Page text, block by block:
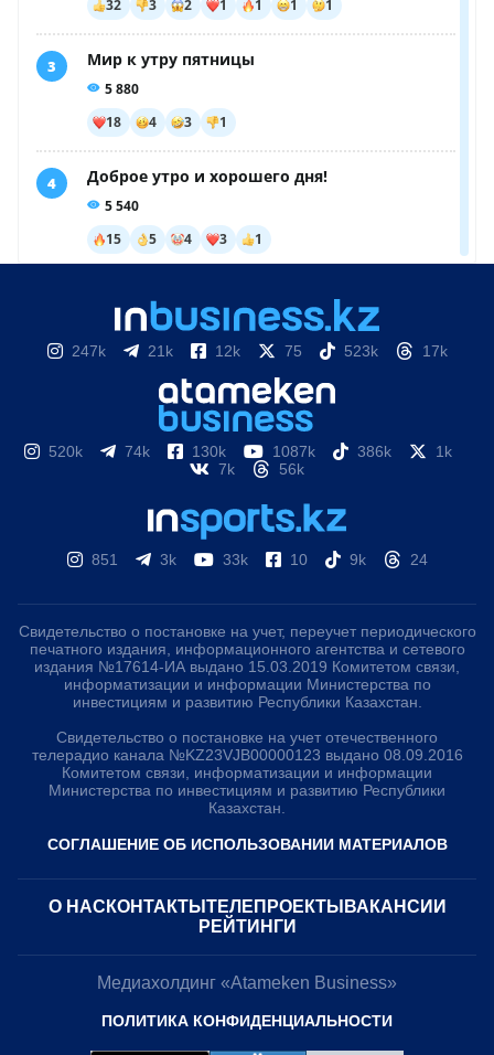
247k 21k 12k 75 523k 17k
520k 74k 130k 1087k 386k
1k
7k
56k
851 3k 33k 10 9k 24
Свидетельство о постановке на учет, переучет периодического
печатного издания, информационного агентства и сетевого
издания №17614-ИА выдано 15.03.2019 Комитетом связи,
информатизации и информации Министерства по
инвестициям и развитию Республики Казахстан.
Свидетельство о постановке на учет отечественного
телерадио канала №KZ23VJB00000123 выдано 08.09.2016
Комитетом связи, информатизации и информации
Министерства по инвестициям и развитию Республики
Казахстан.
СОГЛАШЕНИЕ ОБ ИСПОЛЬЗОВАНИИ МАТЕРИАЛОВ
О НАС КОНТАКТЫ ТЕЛЕПРОЕКТЫ ВАКАНСИИ
РЕЙТИНГИ
Медиахолдинг «Atameken Business»
ПОЛИТИКА КОНФИДЕНЦИАЛЬНОСТИ